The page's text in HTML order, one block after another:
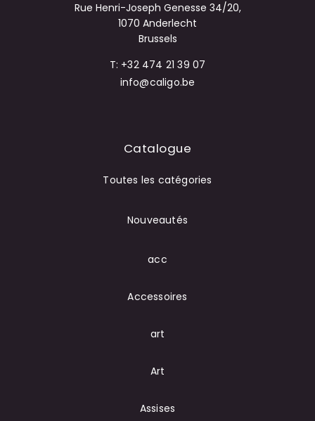
Rue Henri-Joseph Genesse 34/20,
1070 Anderlecht
Brussels
T: +32 474 21 39 07
info@caligo.be
Catalogue
Toutes les catégories
Nouveautés
acc
Accessoires
art
Art
Assises